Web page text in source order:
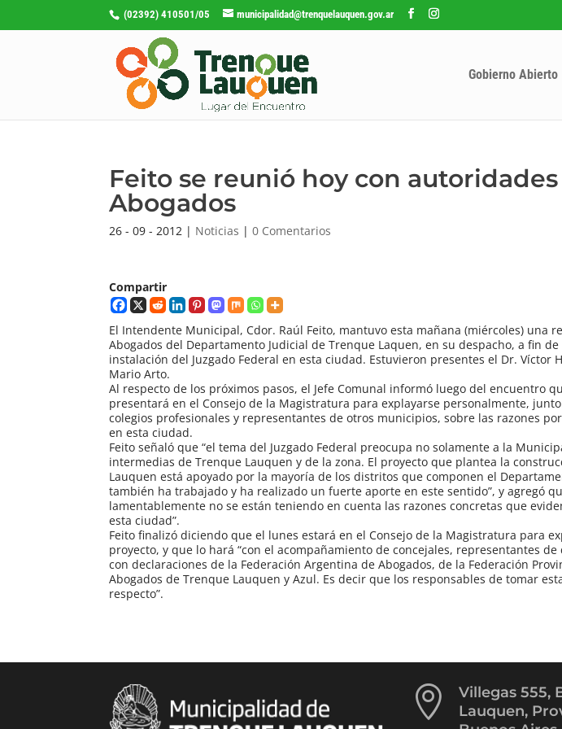
(02392) 410501/05 municipalidad@trenquelauquen.gov.ar
Gobierno Abierto
Feito se reunió hoy con
Abogados
26 - 09 - 2012 | Noticias |0 Comentarios
Compartir
El Intendente Municipal, Cdor. Raúl Feito, mantuvo esta mañana (miércoles) una
Abogados del Departamento Judicial de Trenque Laquen, en su despacho, a fin
instalación del Juzgado Federal en esta ciudad. Estuvieron presentes el Dr. Víctor
Mario Arto.
Al respecto de los próximos pasos, el Jefe Comunal informó luego del encuentro
presentará en el Consejo de la Magistratura para explayarse personalmente,
colegios profesionales y representantes de otros municipios, sobre las razones
en esta ciudad.
Feito señaló que “el tema del Juzgado Federal preocupa no solamente a la
intermedias de Trenque Lauquen y de la zona. El proyecto que plantea la
Lauquen está apoyado por la mayoría de los distritos que componen el
también ha trabajado y ha realizado un fuerte aporte en este sentido”, y agregó
lamentablemente no se están teniendo en cuenta las razones concretas que
esta ciudad”.
Feito finalizó diciendo que el lunes estará en el Consejo de la Magistratura para
proyecto, y que lo hará “con el acompañamiento de concejales, representantes
con declaraciones de la Federación Argentina de Abogados, de la Federación
Abogados de Trenque Lauquen y Azul. Es decir que los responsables de tomar
respecto”.

Villegas 555,
Lauquen,